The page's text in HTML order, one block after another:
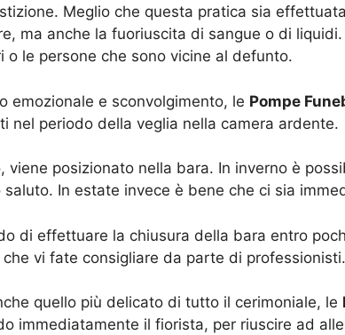
Meglio che questa pratica sia
ma anche la fuoriuscita di sangue o di
le persone che sono vicine al defunto.
emozionale e sconvolgimento, le Pompe
nel periodo della veglia nella camera ardente.
posizionato nella bara. In inverno è
saluto. In estate invece è bene che ci sia
di effettuare la chiusura della bara entro
vi fate consigliare da parte di professionisti.
quello più delicato di tutto il cerimoniale, le
immediatamente il fiorista, per riuscire ad